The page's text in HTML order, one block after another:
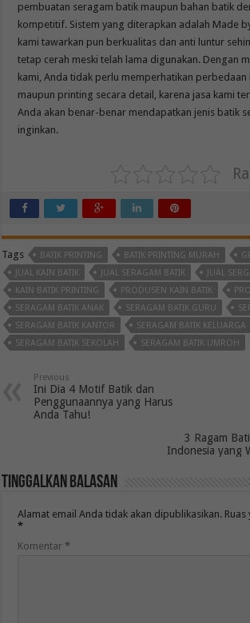
pembuatan seragam batik maupun bahan batik
kompetitif. Sistem yang diterapkan adalah Made
kami tawarkan pun berkualitas dan anti luntur
tetap cerah meski telah lama digunakan. Dengan
kami, Anda tidak perlu memperhatikan perbedaan
maupun printing secara detail, karena jasa kami
Anda akan benar-benar mendapatkan jenis batik
inginkan.
Tags BATIK PRINTING BATIK PRINTING MURAH
JUAL KAIN BATIK
JUAL SERAGAM BATIK
JUAL
KAIN BATIK PRINTING
PRODUSEN KAIN BATIK
SERAGAM BATIK ANAK
SERAGAM BATIK GURU
SERAGAM BATIK KANTOR
SERAGAM BATIK KELUARGA
SERAGAM BATIK SEKOLAH
SERAGAM BATIK UMROH
Previous
Ini Dia 4 Motif Batik dan
Penggunaannya yang Harus
Anda Tahu!
3 Ragam
Indonesia yang
Tinggalkan Balasan
Alamat email Anda tidak akan dipublikasikan.
*
Komentar*